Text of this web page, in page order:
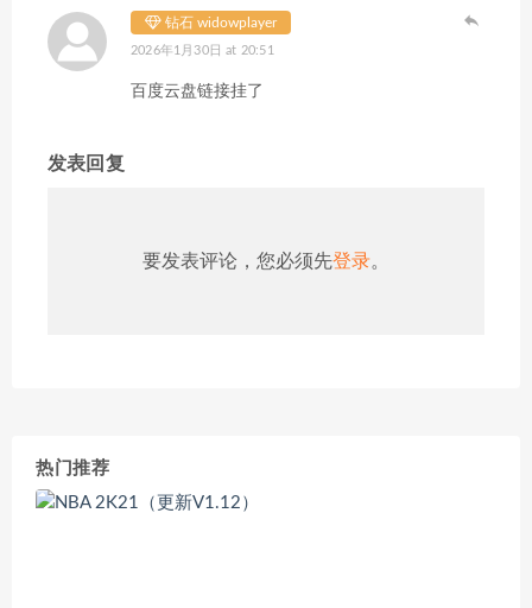
钻石 widowplayer
2026年1月30日 at 20:51
百度云盘链接挂了
发表回复
要发表评论，您必须先登录。
热门推荐